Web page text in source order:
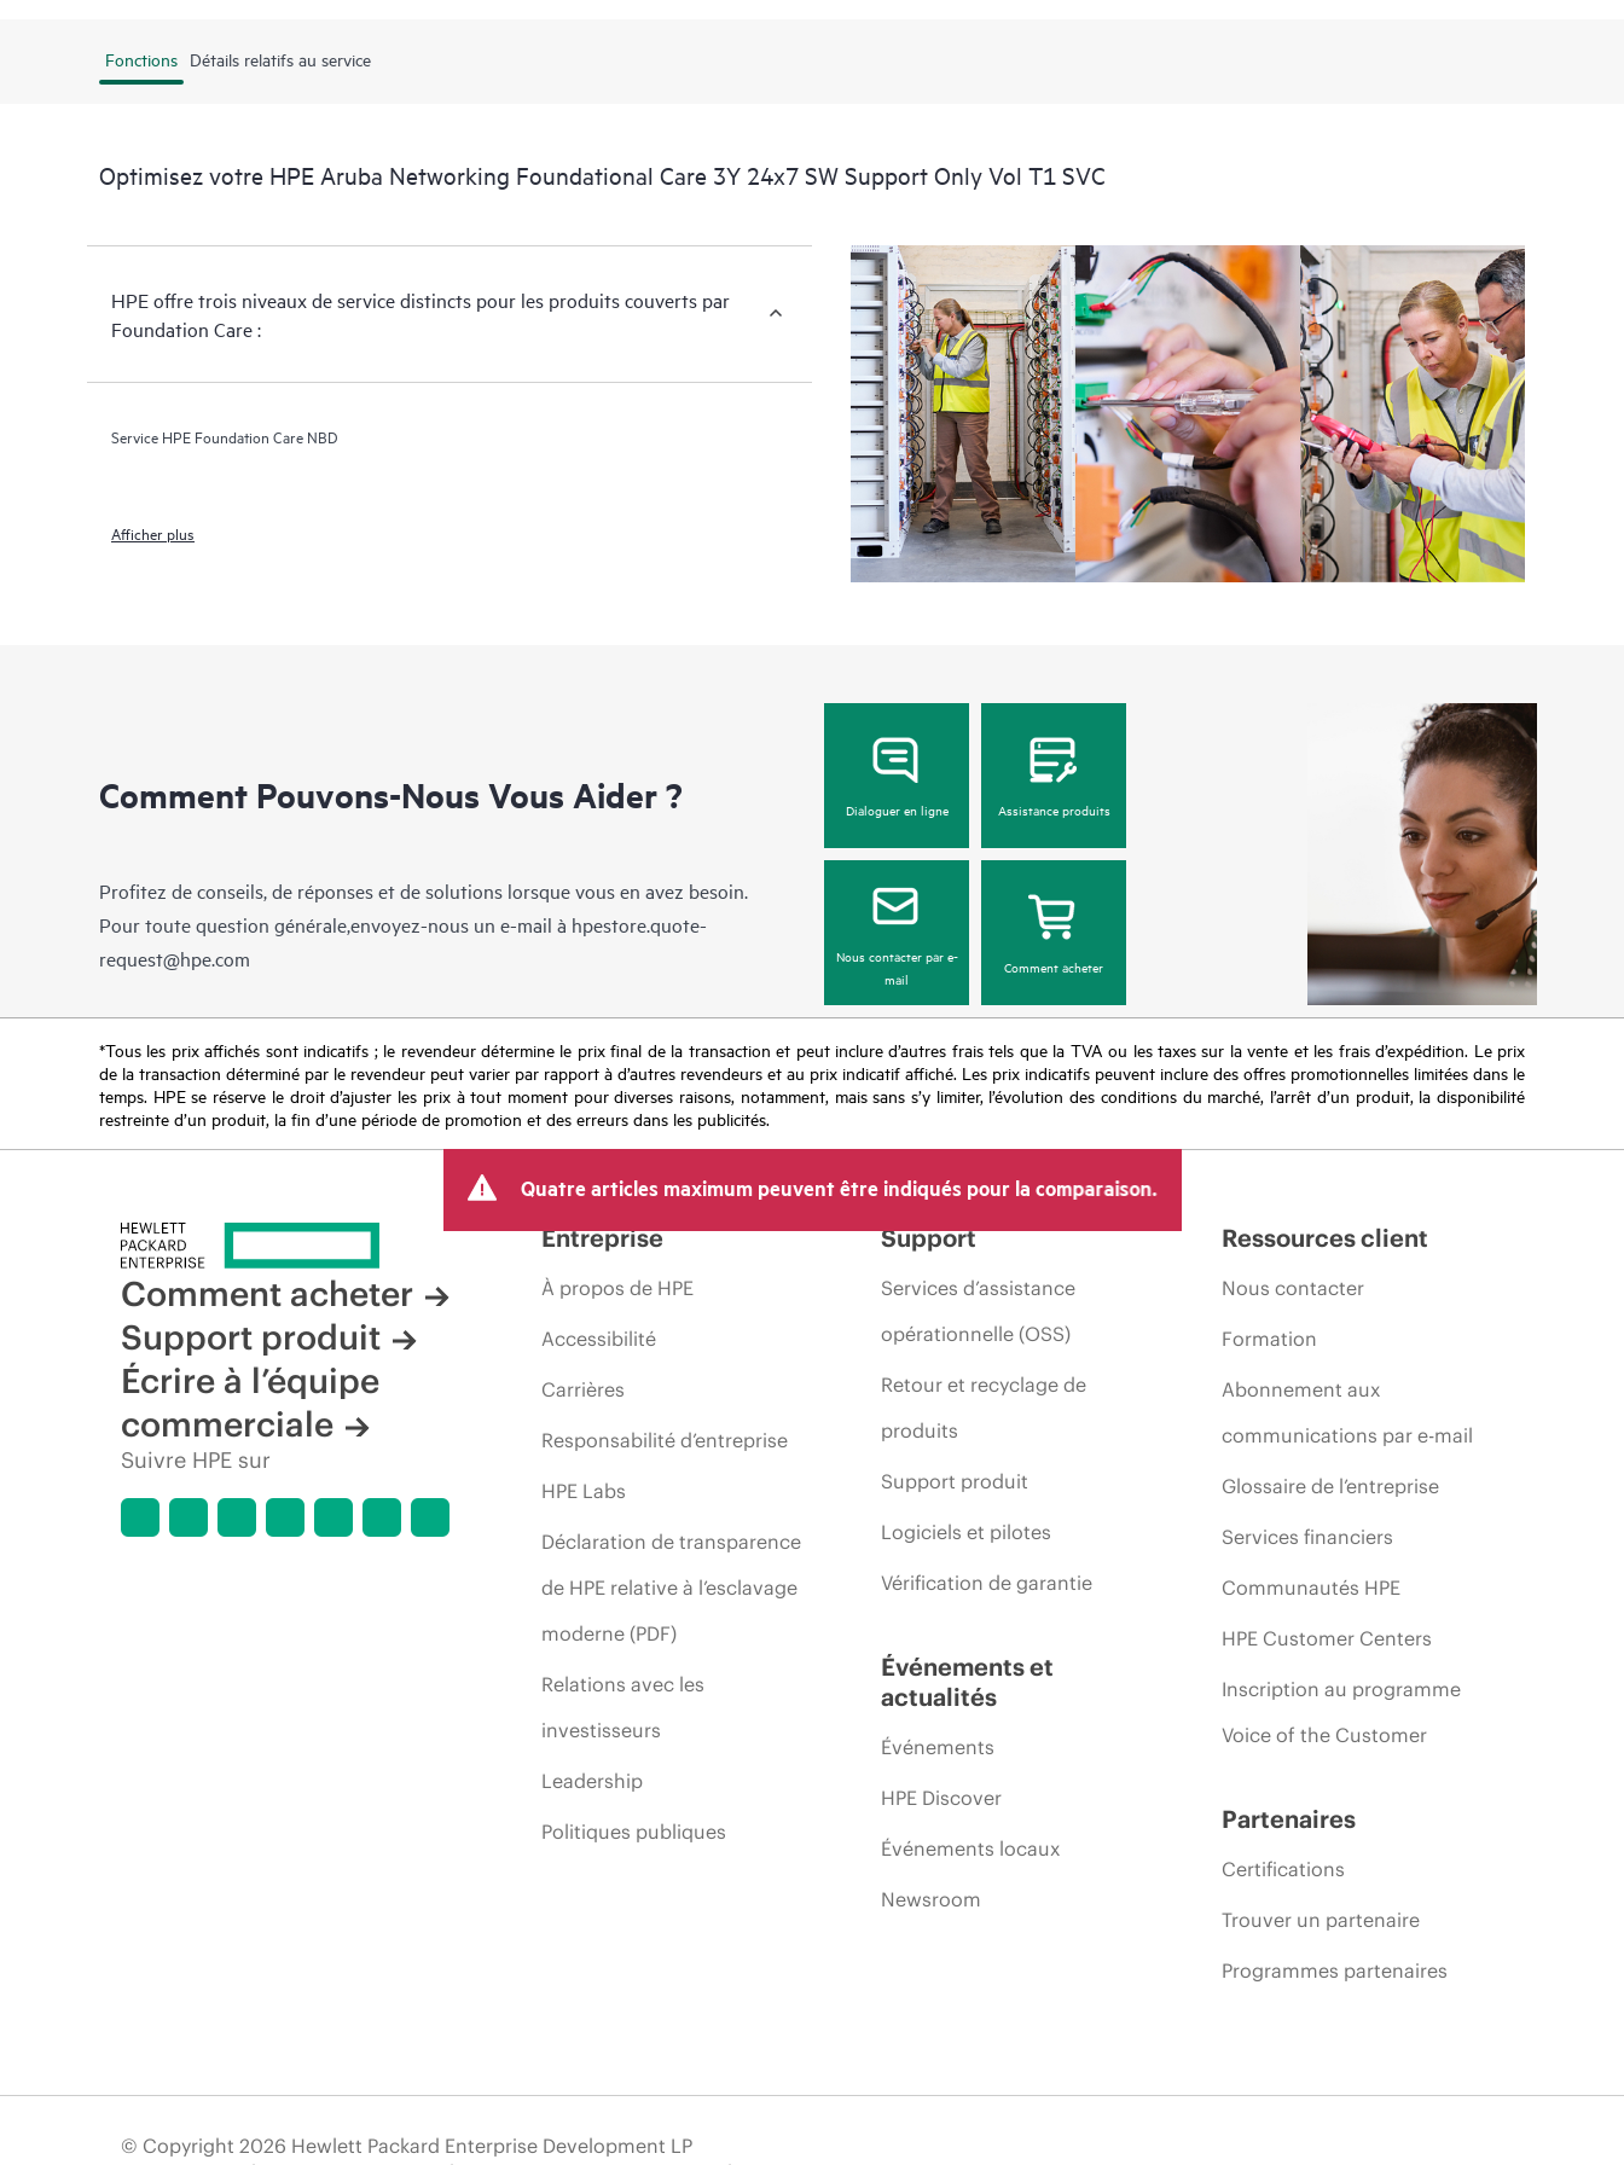
indiquées ci-dessous dépendent du produit. HPE assurera les fonctions d’assistance
correspondant aux matériels et logiciels couverts.
Les horaires et délais d’intervention pour le support matériel s’appliquent aux matériels
couverts, et les horaires et délais d’intervention pour le support logiciel s’appliquent aux
logiciels couverts.
Toutes les fenêtres de couverture sont sujettes à la disponibilité locale du service.
L’admissibilité des produits peut varier. Pour plus d’informations sur la disponibilité du
service et l’admissibilité des produits, contactez votre revendeur HPE.
Indépendamment de votre fenêtre de couverture, les incidents affectant le matériel ou
les logiciels couverts peuvent être signalés à HPE par téléphone ou sur le portail Web
HPE offre trois niveaux de service distincts pour les produits couverts par Foundation
• Service 24h/24 7j/7 HPE Foundation Care
• Service Réparation sur appel HPE Foundation Care
Fonctions Détails relatifs au service
Optimisez votre HPE Aruba Networking Foundational Care 3Y 24x7 SW Support Only Vol T1 SVC
HPE offre trois niveaux de service distincts pour les produits couverts par
Foundation Care :
Service HPE Foundation Care NBD
Afficher plus
Comment Pouvons-Nous Vous Aider ?
Profitez de conseils, de réponses et de solutions lorsque vous en avez besoin.
Pour toute question générale,envoyez-nous un e-mail à hpestore.quote-
request@hpe.com
Dialoguer en ligne Assistance produits
Nous contacter par e-
mail
Comment acheter
*Tous les prix affichés sont indicatifs ; le revendeur détermine le prix final de la transaction et peut inclure d’autres frais tels que la TVA ou les taxes sur la vente et les frais d’expédition. Le prix
de la transaction déterminé par le revendeur peut varier par rapport à d’autres revendeurs et au prix indicatif affiché. Les prix indicatifs peuvent inclure des offres promotionnelles limitées dans le
temps. HPE se réserve le droit d’ajuster les prix à tout moment pour diverses raisons, notamment, mais sans s’y limiter, l’évolution des conditions du marché, l’arrêt d’un produit, la disponibilité
restreinte d’un produit, la fin d’une période de promotion et des erreurs dans les publicités.
Quatre articles maximum peuvent être indiqués pour la comparaison.
Comment acheter
Support produit
Écrire à l’équipe
commerciale
Suivre HPE sur
Entreprise
À propos de HPE
Accessibilité
Carrières
Responsabilité d’entreprise
HPE Labs
Déclaration de transparence
de HPE relative à l’esclavage
moderne (PDF)
Relations avec les
investisseurs
Leadership
Politiques publiques
Support
Services d’assistance
opérationnelle (OSS)
Retour et recyclage de
produits
Support produit
Logiciels et pilotes
Vérification de garantie
Événements et
actualités
Événements
HPE Discover
Événements locaux
Newsroom
Ressources client
Nous contacter
Formation
Abonnement aux
communications par e-mail
Glossaire de l’entreprise
Services financiers
Communautés HPE
HPE Customer Centers
Inscription au programme
Voice of the Customer
Partenaires
Certifications
Trouver un partenaire
Programmes partenaires
© Copyright 2026 Hewlett Packard Enterprise Development LP